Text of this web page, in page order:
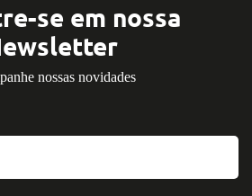
se em nossa
nossas novidades